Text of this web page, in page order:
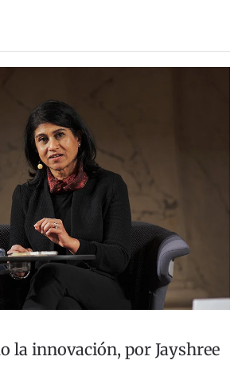
la innovación, por Jayshree